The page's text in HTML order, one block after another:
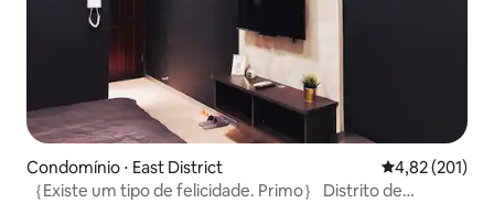
Condomínio ⋅ East District 4,82 de uma
4,82 (201)
｛Existe um tipo de felicidade. Primo｝ Distrito de